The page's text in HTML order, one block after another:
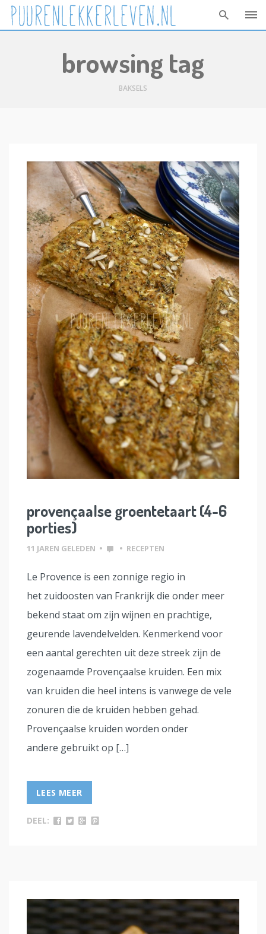
browsing tag
BAKSELS
provençaalse groentetaart (4-6
porties)
11 JAREN GELEDEN • • RECEPTEN
Le Provence is een zonnige regio in
het zuidoosten van Frankrijk die onder meer
bekend staat om zijn wijnen en prachtige,
geurende lavendelvelden. Kenmerkend voor
een aantal gerechten uit deze streek zijn de
zogenaamde Provençaalse kruiden. Een mix
van kruiden die heel intens is vanwege de vele
zonuren die de kruiden hebben gehad.
Provençaalse kruiden worden onder
andere gebruikt op […]
LEES MEER
DEEL: